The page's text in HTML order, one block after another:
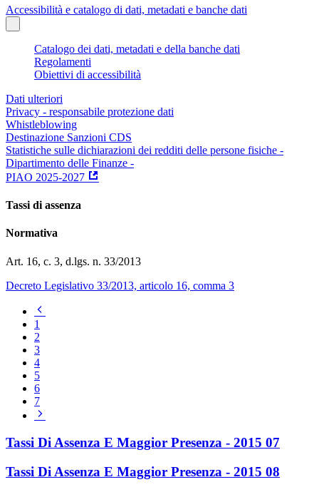
Accessibilità e catalogo di dati, metadati e banche dati
Catalogo dei dati, metadati e della banche dati
Regolamenti
Obiettivi di accessibilità
Dati ulteriori
Privacy - responsabile protezione dati
Whistleblowing
Destinazione Sanzioni CDS
Statistiche sulle dichiarazioni dei redditi delle persone fisiche -
Dipartimento delle Finanze -
PIAO 2025-2027
Tassi di assenza
Normativa
Art. 16, c. 3, d.lgs. n. 33/2013
Decreto Legislativo 33/2013, articolo 16, comma 3
1
2
3
4
5
6
7
Tassi Di Assenza E Maggior Presenza - 2015 07
Tassi Di Assenza E Maggior Presenza - 2015 08